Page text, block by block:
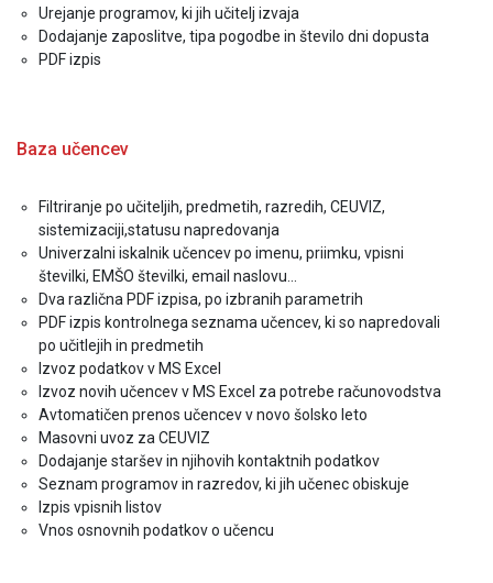
Urejanje programov, ki jih učitelj izvaja
Dodajanje zaposlitve, tipa pogodbe in število dni dopusta
PDF izpis
Baza učencev
Filtriranje po učiteljih, predmetih, razredih, CEUVIZ,
sistemizaciji,statusu napredovanja
Univerzalni iskalnik učencev po imenu, priimku, vpisni
številki, EMŠO številki, email naslovu...
Dva različna PDF izpisa, po izbranih parametrih
PDF izpis kontrolnega seznama učencev, ki so napredovali
po učitlejih in predmetih
Izvoz podatkov v MS Excel
Izvoz novih učencev v MS Excel za potrebe računovodstva
Avtomatičen prenos učencev v novo šolsko leto
Masovni uvoz za CEUVIZ
Dodajanje staršev in njihovih kontaktnih podatkov
Seznam programov in razredov, ki jih učenec obiskuje
Izpis vpisnih listov
Vnos osnovnih podatkov o učencu